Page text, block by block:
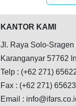
KANTOR KAMI
Jl. Raya Solo-
Karanganyar 57762
Telp : (+62 271)
Fax : (+62 271)
Email :